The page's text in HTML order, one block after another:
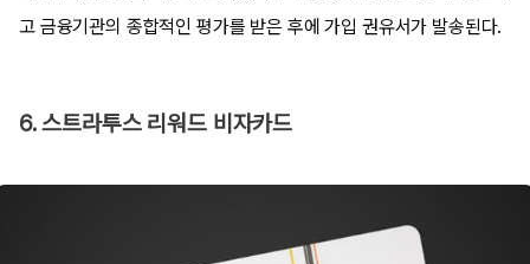
고 금융기관의 종합적인 평가를 받은 후에 가입 권유서가 발송된다.
6. 스트라투스 리워드 비자카드